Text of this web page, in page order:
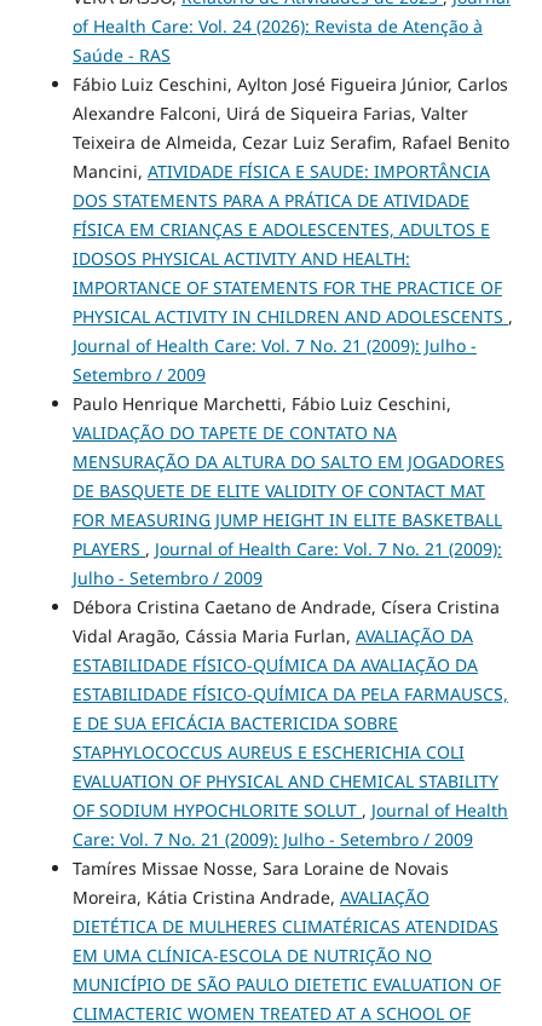
of Health Care: Vol. 24 (2026): Revista de Atenção à
Saúde - RAS
Fábio Luiz Ceschini, Aylton José Figueira Júnior, Carlos
Alexandre Falconi, Uirá de Siqueira Farias, Valter
Teixeira de Almeida, Cezar Luiz Serafim, Rafael Benito
Mancini, ATIVIDADE FÍSICA E SAUDE: IMPORTÂNCIA
DOS STATEMENTS PARA A PRÁTICA DE ATIVIDADE
FÍSICA EM CRIANÇAS E ADOLESCENTES, ADULTOS E
IDOSOS PHYSICAL ACTIVITY AND HEALTH:
IMPORTANCE OF STATEMENTS FOR THE PRACTICE OF
PHYSICAL ACTIVITY IN CHILDREN AND ADOLESCENTS ,
Journal of Health Care: Vol. 7 No. 21 (2009): Julho -
Setembro / 2009
Paulo Henrique Marchetti, Fábio Luiz Ceschini,
VALIDAÇÃO DO TAPETE DE CONTATO NA
MENSURAÇÃO DA ALTURA DO SALTO EM JOGADORES
DE BASQUETE DE ELITE VALIDITY OF CONTACT MAT
FOR MEASURING JUMP HEIGHT IN ELITE BASKETBALL
PLAYERS , Journal of Health Care: Vol. 7 No. 21 (2009):
Julho - Setembro / 2009
Débora Cristina Caetano de Andrade, Císera Cristina
Vidal Aragão, Cássia Maria Furlan, AVALIAÇÃO DA
ESTABILIDADE FÍSICO-QUÍMICA DA AVALIAÇÃO DA
ESTABILIDADE FÍSICO-QUÍMICA DA PELA FARMAUSCS,
E DE SUA EFICÁCIA BACTERICIDA SOBRE
STAPHYLOCOCCUS AUREUS E ESCHERICHIA COLI
EVALUATION OF PHYSICAL AND CHEMICAL STABILITY
OF SODIUM HYPOCHLORITE SOLUT , Journal of Health
Care: Vol. 7 No. 21 (2009): Julho - Setembro / 2009
Tamíres Missae Nosse, Sara Loraine de Novais
Moreira, Kátia Cristina Andrade, AVALIAÇÃO
DIETÉTICA DE MULHERES CLIMATÉRICAS ATENDIDAS
EM UMA CLÍNICA-ESCOLA DE NUTRIÇÃO NO
MUNICÍPIO DE SÃO PAULO DIETETIC EVALUATION OF
CLIMACTERIC WOMEN TREATED AT A SCHOOL OF